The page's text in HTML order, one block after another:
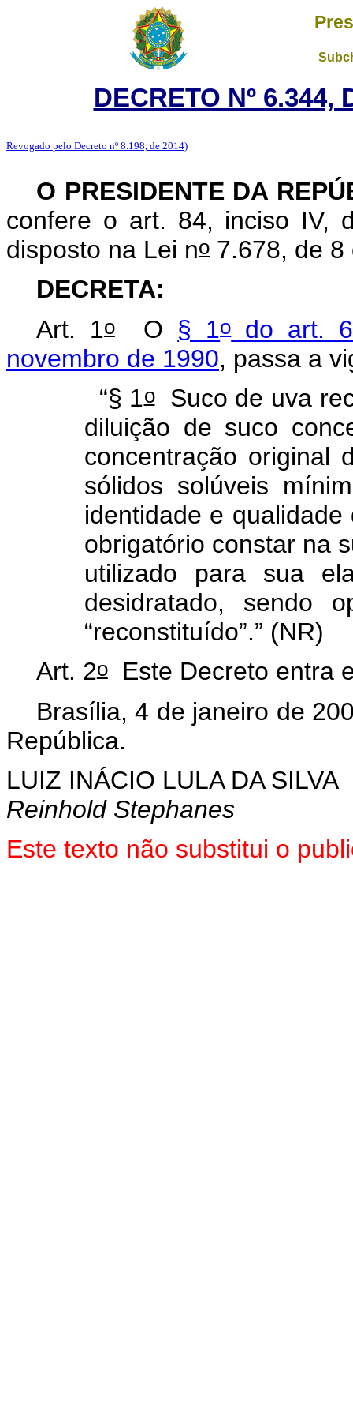
DECRETO Nº 6.344,
Revogado pelo Decreto nº 8.198, de 2014)
O PRESIDENTE DA
confere o art. 84, inciso IV,
disposto na Lei no 7.678, de
DECRETA:
Art. 1oO § 1odo art.
novembro de 1990, passa a
“§ 1oSuco de uva
diluição de suco
concentração original
sólidos solúveis
identidade e
obrigatório constar na
utilizado para sua
desidratado, sendo
“reconstituído”.” (NR)
Art. 2oEste Decreto entra
Brasília, 4 de janeiro de
República.
LUIZ INÁCIO LULA DA SILVA
Reinhold Stephanes
Este texto não substitui o